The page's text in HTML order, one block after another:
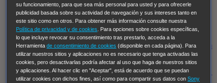
Insomnia El Guardián The Blacklist Cinco en familia
Hudson & Rex Diez libras y un sueño Mr Loverman
Regreso al futuro III NUEVE CUERPOS Los últimos
caballeros Tormenta infinita Sing Street Cobra Kai
Tom
y Lola High Country Los casos de Susan Ryeland:
Moonflower Murders Twisted Metal Mentes Criminales:
su funcionamiento, para que sea más personal para usted y para ofrecerle
publicidad basada sobre su actividad de navegación y sus intereses tanto en
este sitio como en otros. Para obtener más información consulte nuestra
Política de privacidad y de cookies
. Para opciones sobre cookies específicas,
lo que incluye revocar su consentimiento tras prestarlo, acceda a la
Herramientade consentimiento de cookies (disponible en cada página). Para
utilizar nuestros sitios y aplicaciones no es necesario que tenga activadas las
cookies, pero desactivarlas podría afectar al uso que haga de nuestros sitios
y aplicaciones. Al hacer clic en "Aceptar", está de acuerdo que se puedan
utilizar cookies con dichos fines, así como para compartir sus datos conSony